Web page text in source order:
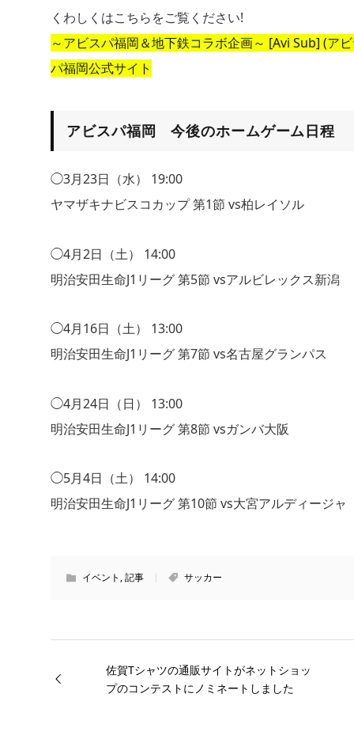
くわしくはこちらをご覧ください!
～アビスパ福岡＆地下鉄コラボ企画～ [Avi Sub] (ア
パ福岡公式サイト
アビスパ福岡 今後のホームゲーム日程
◯3月23日（水） 19:00
ヤマザキナビスコカップ 第1節 vs柏レイソル
◯4月2日（土） 14:00
明治安田生命J1リーグ 第5節 vsアルビレックス新潟
◯4月16日（土） 13:00
明治安田生命J1リーグ 第7節 vs名古屋グランパス
◯4月24日（日） 13:00
明治安田生命J1リーグ 第8節 vsガンバ大阪
◯5月4日（土） 14:00
明治安田生命J1リーグ 第10節 vs大宮アルディージャ
イベント ,記事 サッカー
佐賀Tシャツの通販サイトがネットショッ
プのコンテストにノミネートしました